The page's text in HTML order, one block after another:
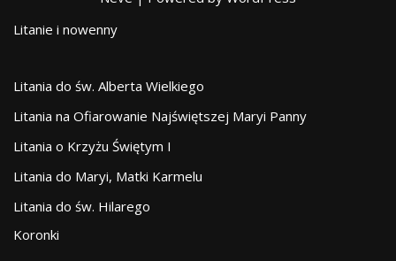
Litanie i nowenny
Litania do św. Alberta Wielkiego
Litania na Ofiarowanie Najświętszej Maryi Panny
Litania o Krzyżu Świętym I
Litania do Maryi, Matki Karmelu
Litania do św. Hilarego
Koronki